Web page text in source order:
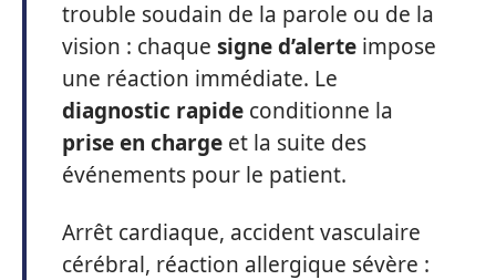
trouble soudain de la parole ou de la
vision : chaque signe d’alerte impose
une réaction immédiate. Le
diagnostic rapide conditionne la
prise en charge et la suite des
événements pour le patient.
Arrêt cardiaque, accident vasculaire
cérébral, réaction allergique sévère :